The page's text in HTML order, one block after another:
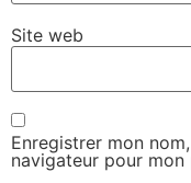
Site web
Enregistrer mon
navigateur pour